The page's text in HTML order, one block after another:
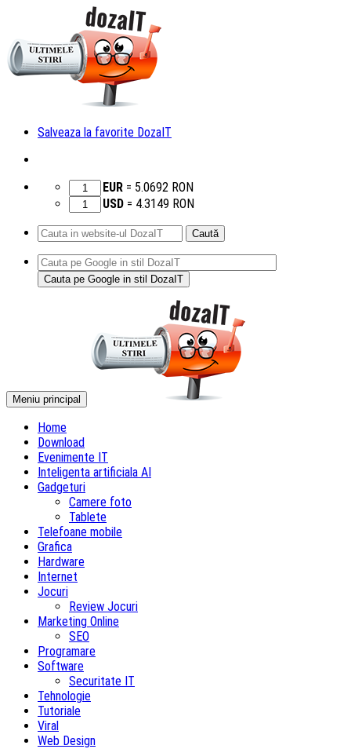
Salveaza la favorite DozaIT
EUR = 5.0692 RON
USD = 4.3149 RON
Caută
după:
Meniu principal
Home
Download
Evenimente IT
Inteligenta artificiala AI
Gadgeturi
Camere foto
Tablete
Telefoane mobile
Grafica
Hardware
Internet
Jocuri
Review Jocuri
Marketing Online
SEO
Programare
Software
Securitate IT
Tehnologie
Tutoriale
Viral
Web Design